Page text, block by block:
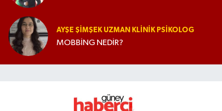
AYŞE ŞIMŞEK UZMAN KLINIK PSIKOLOG
MOBBİNG NEDİR?